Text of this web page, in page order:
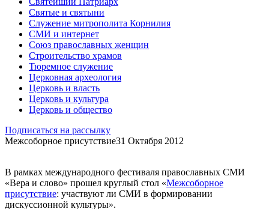
Святые и святыни
Служение митрополита Корнилия
СМИ и интернет
Союз православных женщин
Строительство храмов
Тюремное служение
Церковная археология
Церковь и власть
Церковь и культура
Церковь и общество
Подписаться на рассылку
Межсоборное присутствие31 Октября 2012
В рамках международного фестиваля православных СМИ
«Вера и слово» прошел круглый стол «Межсоборное
присутствие: участвуют ли СМИ в формировании
дискуссионной культуры».